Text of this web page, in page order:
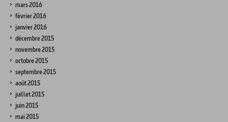
mars 2016
février 2016
janvier 2016
décembre 2015
novembre 2015
octobre 2015
septembre 2015
août 2015
juillet 2015
juin 2015
mai 2015